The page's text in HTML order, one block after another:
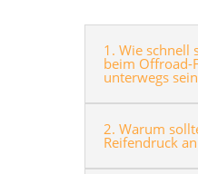
1. Wie schnell
beim Offroad-
unterwegs
2. Warum
Reifendruck